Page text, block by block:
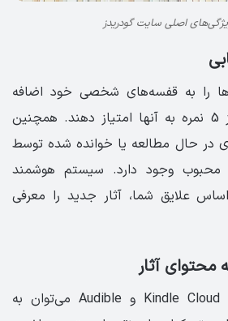
اصلی سایت گودریدز
را به قفسه‌های شخصی خود اضافه
کنند، نقد بنویسند و از 5 نمره به آنها امتیاز دهند. همچنین
در حال مطالعه یا خوانده شده توسط
محبوب وجود دارد. سیستم هوشمند
علایق شما، آثار جدید را معرفی
با استفاده از Kindle Cloud Reader و Audible می‌توان به